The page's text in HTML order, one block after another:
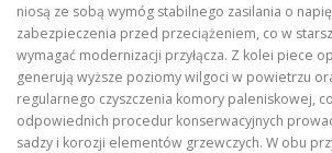
niosą ze sobą wymóg stabilnego zasilania o
zabezpieczenia przed przeciążeniem, co w
wymagać modernizacji przyłącza. Z kolei piece
generują wyższe poziomy wilgoci w powietrzu
regularnego czyszczenia komory paleniskowej,
odpowiednich procedur konserwacyjnych
sadzy i korozji elementów grzewczych. W obu